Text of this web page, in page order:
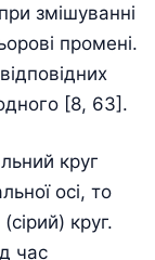
змішуванні
промені.
[8, 63].
круг
осі, то
круг.
час